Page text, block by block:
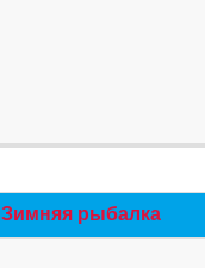
Зимняя рыбалка